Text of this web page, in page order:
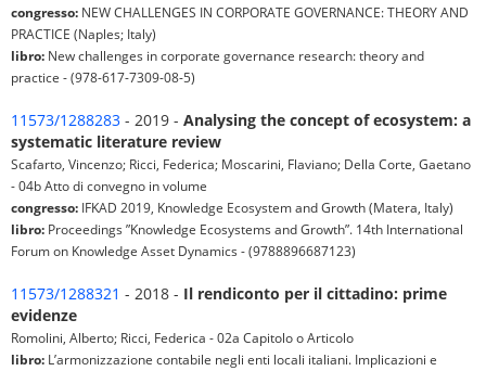
congresso: NEW CHALLENGES IN CORPORATE GOVERNANCE: THEORY AND
PRACTICE (Naples; Italy)
libro: New challenges in corporate governance research: theory and
practice - (978-617-7309-08-5)
11573/1288283 - 2019 - Analysing the concept of ecosystem: a
systematic literature review
Scafarto, Vincenzo; Ricci, Federica; Moscarini, Flaviano; Della Corte, Gaetano
- 04b Atto di convegno in volume
congresso: IFKAD 2019, Knowledge Ecosystem and Growth (Matera, Italy)
libro: Proceedings ”Knowledge Ecosystems and Growth”. 14th International
Forum on Knowledge Asset Dynamics - (9788896687123)
11573/1288321 - 2018 - Il rendiconto per il cittadino: prime
evidenze
Romolini, Alberto; Ricci, Federica - 02a Capitolo o Articolo
libro: L’armonizzazione contabile negli enti locali italiani. Implicazioni e